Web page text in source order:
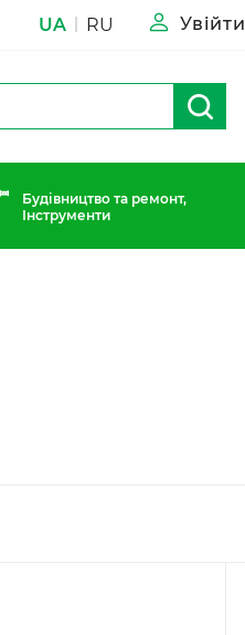
UA RU Увійти
Будівництво та ремонт,
Інструменти